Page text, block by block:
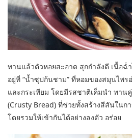
ทานแล้วตัวหอยสะอาด สุกกำลังดี เนื้อฉ่
อยู่ที่ “น้ำซุปก้นชาม” ที่หอมของสมุนไพร
และกระเทียม โดยมีรสชาติเค็มนำ ทา
(Crusty Bread) ที่ช่วยทั้งสร้างสีสันในก
โดยรวมให้เข้ากันได้อย่างลงตัว อร่อย